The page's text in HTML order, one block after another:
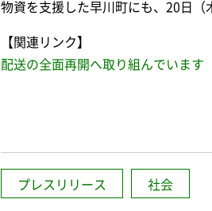
物資を支援した早川町にも、20日（
【関連リンク】
配送の全面再開へ取り組んでいます
プレスリリース 社会